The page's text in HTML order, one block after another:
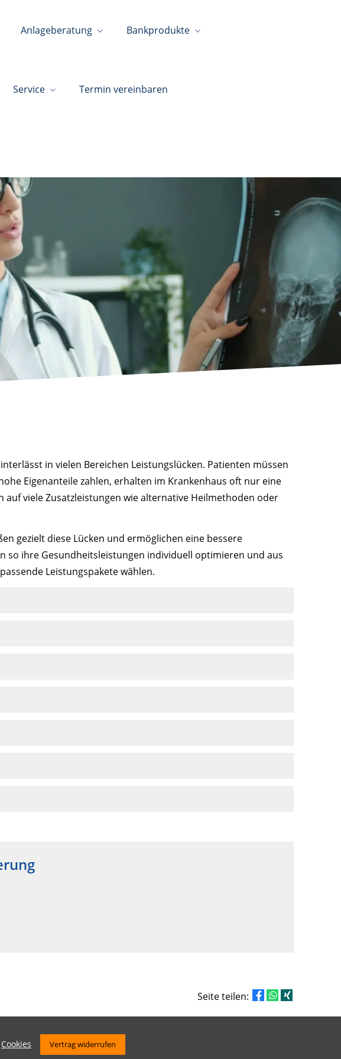
Anlageberatung Bankprodukte
Service Termin vereinbaren
in vielen Bereichen Leistungslücken. Patienten müssen
Eigenanteile zahlen, erhalten im Krankenhaus oft nur eine
viele Zusatzleistungen wie alternative Heilmethoden oder
gezielt diese Lücken und ermöglichen eine bessere
so ihre Gesundheitsleistungen individuell optimieren und aus
Leistungspakete wählen.
Seite teilen:
Cookies Vertrag widerrufen